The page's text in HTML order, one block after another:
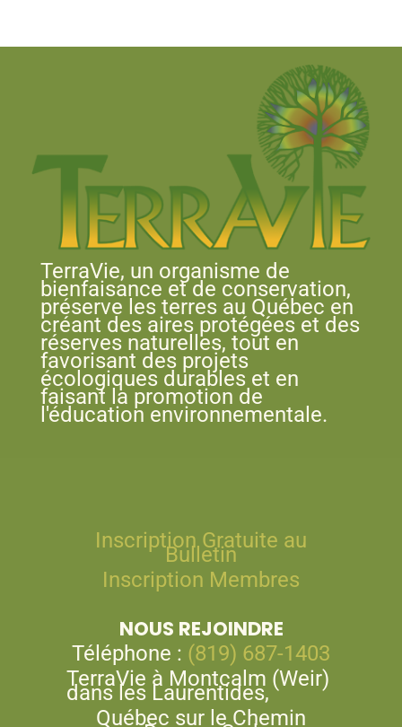
TerraVie, un organisme de
bienfaisance et de conservation,
préserve les terres au Québec en
créant des aires protégées et des
réserves naturelles, tout en
favorisant des projets
écologiques durables et en
faisant la promotion de
l'éducation environnementale.
Inscription Gratuite au
Bulletin
Inscription Membres
NOUS REJOINDRE
Téléphone : (819) 687-1403
TerraVie à Montcalm (Weir)
dans les Laurentides,
Québec sur le Chemin